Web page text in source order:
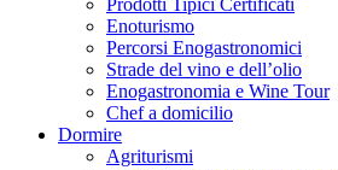
Prodotti Tipici Certificati
Enoturismo
Percorsi Enogastronomici
Strade del vino e dell’olio
Enogastronomia e Wine Tour
Chef a domicilio
Dormire
Agriturismi